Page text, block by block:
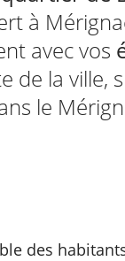
à
avec vos
de la ville,
le
des